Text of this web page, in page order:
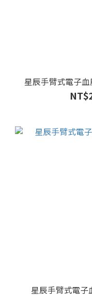
星辰手臂式電子
星辰手臂式電子